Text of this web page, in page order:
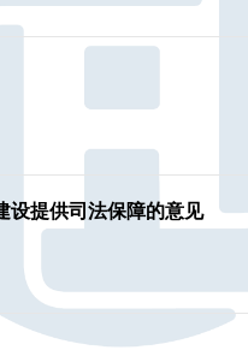
设提供司法保障的意见